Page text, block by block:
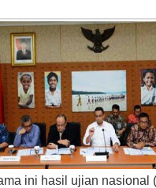
ini hasil ujian nasional